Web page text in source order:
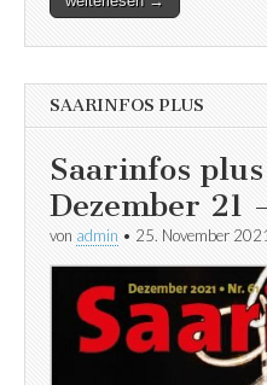
SAARINFOS PLUS
Saarinfos
Dezember 21
von admin • 25. November 2021